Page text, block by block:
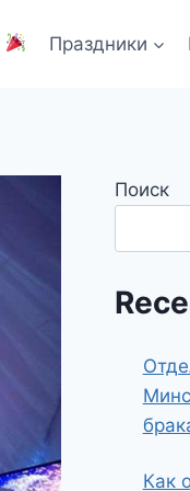
Праздники
Поиск
Как